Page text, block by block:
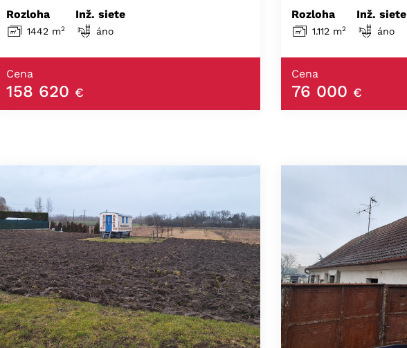
Rozloha
1442 m2
Inž. siete
áno
Cena
158 620 €
Rozloha
1.112 m2
Inž. siete
áno
Cena
76 000 €